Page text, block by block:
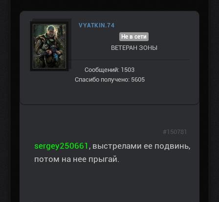
VYATKIN.74
Не в сети
ВЕТЕРАН ЗOНЫ
Сообщений: 1503
Спасибо получено: 5605
sergey250661 , выстрелами ее подвинь,
потом на нее прыгай.
#150781